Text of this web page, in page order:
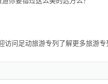
访问足动旅游专列了解更多旅游专